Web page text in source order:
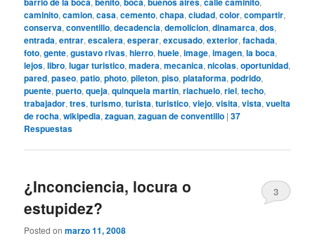
caminito,camion,casa,cemento,chapa,ciudad,color,compartir,
conserva,conventillo,decadencia,demolicion,dinamarca,dos,
entrada,entrar,escalera,esperar,excusado,exterior,fachada,
foto,gente,gustavo rivas,hierro,huele,image,imagen,la boca,
lejos,libro,lugar turistico,madera,mecanica,nicolas,oportunidad,
pared,paseo,patio,photo,pileton,piso,plataforma,podrido,
puente,puerto,queja,quinquela martin,riachuelo,riel,techo,
trabajador,tres,turismo,turista,turistico,viejo,visita,vista,vuelta
de rocha,wikipedia,zaguan,zaguan de conventillo |37
Respuestas
¿Inconciencia, locura o
estupidez?
Posted onmarzo 11, 2008
3